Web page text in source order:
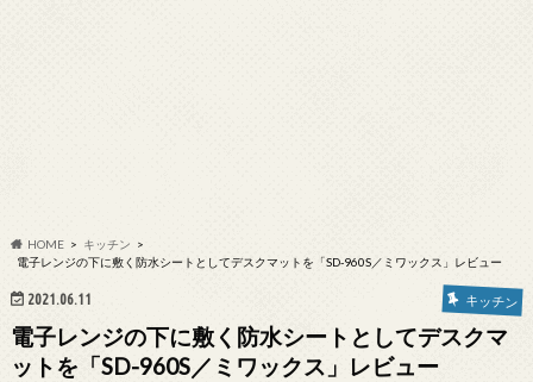
HOME
キッチン
電子レンジの下に敷く防水シートとしてデスクマットを「SD-960S／ミワックス」レビュー
2021.06.11 キッチン
電子レンジの下に敷く防水シートとしてデスクマ
ットを「SD-960S／ミワックス」レビュー